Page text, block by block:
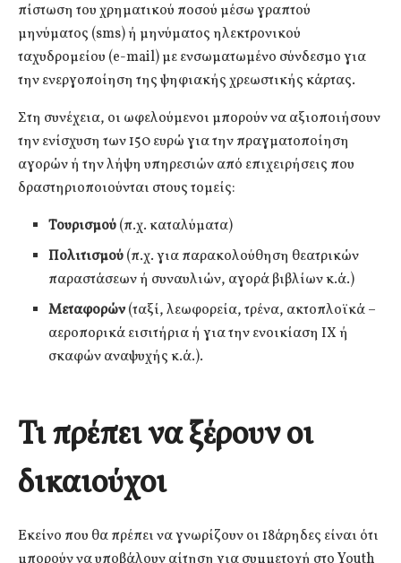
πίστωση του χρηματικού ποσού μέσω γραπτού
μηνύματος (sms) ή μηνύματος ηλεκτρονικού
ταχυδρομείου (e-mail) με ενσωματωμένο σύνδεσμο για
την ενεργοποίηση της ψηφιακής χρεωστικής κάρτας.
Στη συνέχεια, οι ωφελούμενοι μπορούν να αξιοποιήσουν
την ενίσχυση των 150 ευρώ για την πραγματοποίηση
αγορών ή την λήψη υπηρεσιών από επιχειρήσεις που
δραστηριοποιούνται στους τομείς:
Τουρισμού(π.χ. καταλύματα)
Πολιτισμού(π.χ. για παρακολούθηση θεατρικών
παραστάσεων ή συναυλιών, αγορά βιβλίων κ.ά.)
Μεταφορών(ταξί, λεωφορεία, τρένα, ακτοπλοϊκά –
αεροπορικά εισιτήρια ή για την ενοικίαση ΙΧ ή
σκαφών αναψυχής κ.ά.).
Τι πρέπει να ξέρουν οι
δικαιούχοι
Εκείνο που θα πρέπει να γνωρίζουν οι 18άρηδες είναι ότι
μπορούν να υποβάλουν αίτηση για συμμετοχή στο Youth